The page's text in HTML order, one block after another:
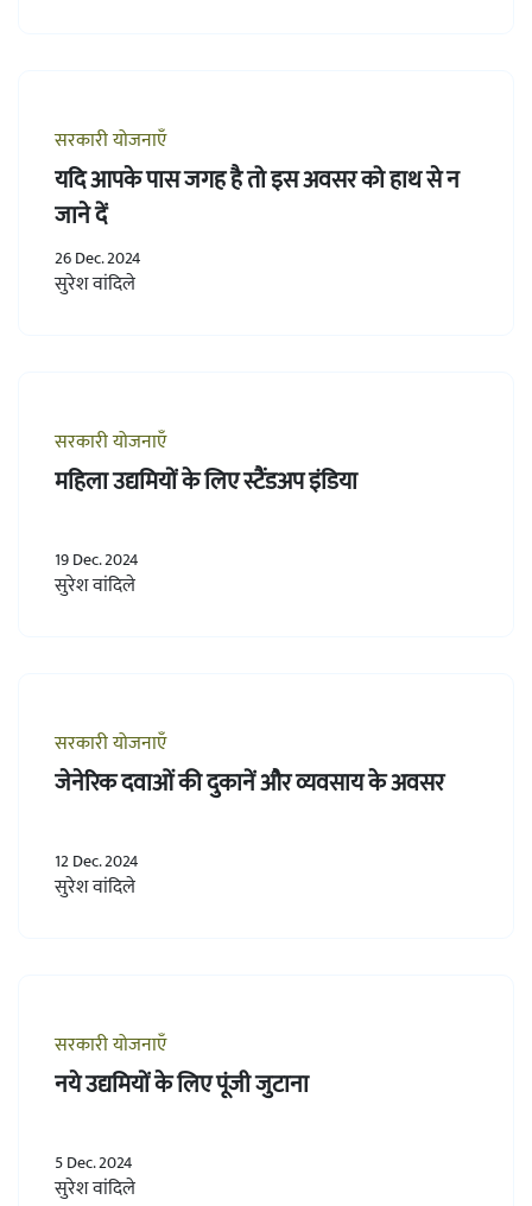
सरकारी योजनाएँ
यदि आपके पास जगह है तो इस अवसर को हाथ से न
जाने दें
26 Dec. 2024
सुरेश वांदिले
सरकारी योजनाएँ
महिला उद्यमियों के लिए स्टैंडअप इंडिया
19 Dec. 2024
सुरेश वांदिले
सरकारी योजनाएँ
जेनेरिक दवाओं की दुकानें और व्यवसाय के अवसर
12 Dec. 2024
सुरेश वांदिले
सरकारी योजनाएँ
नये उद्यमियों के लिए पूंजी जुटाना
5 Dec. 2024
सुरेश वांदिले